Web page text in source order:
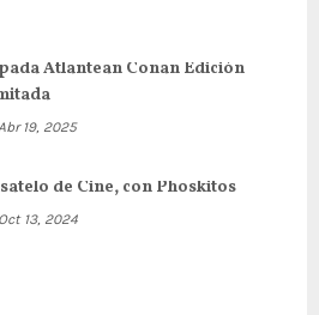
Atlantean Conan Edición
Abr 19, 2025
de Cine, con Phoskitos
Oct 13, 2024